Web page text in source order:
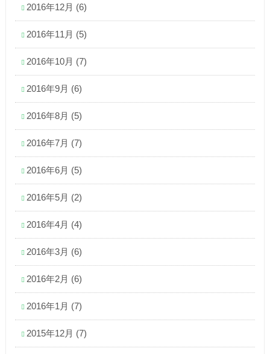
2016年12月 (6)
2016年11月 (5)
2016年10月 (7)
2016年9月 (6)
2016年8月 (5)
2016年7月 (7)
2016年6月 (5)
2016年5月 (2)
2016年4月 (4)
2016年3月 (6)
2016年2月 (6)
2016年1月 (7)
2015年12月 (7)